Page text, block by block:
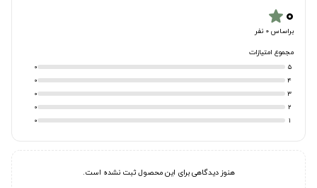
۰star
براساس 0 نفر
مجموع امتیازات
5
0
4
0
3
0
2
0
1
0
هنوز دیدگاهی برای این محصول ثبت نشده است.